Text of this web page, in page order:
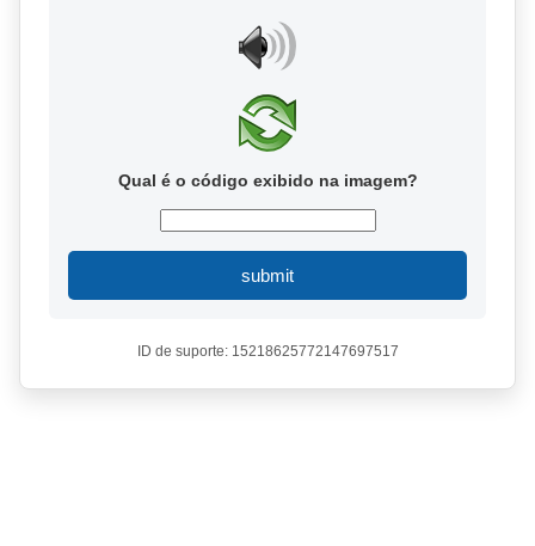
Qual é o código exibido na imagem?
submit
ID de suporte: 15218625772147697517